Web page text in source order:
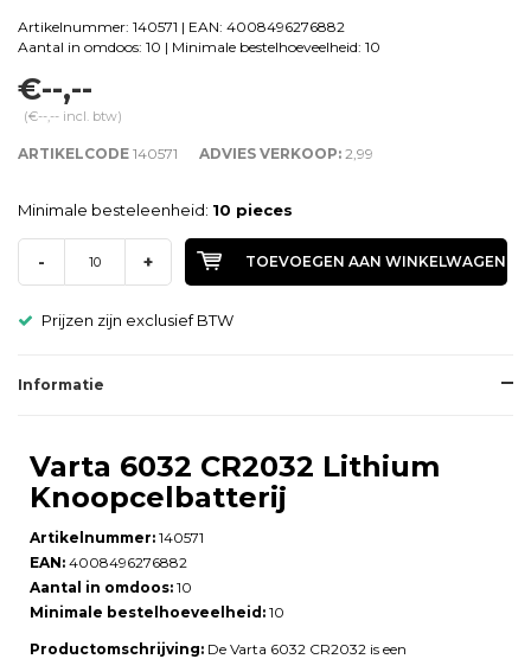
Artikelnummer: 140571 | EAN: 4008496276882
Aantal in omdoos: 10 | Minimale bestelhoeveelheid: 10
€--,--
(€--,-- incl. btw)
ARTIKELCODE 140571 ADVIES VERKOOP: 2,99
Minimale besteleenheid: 10 pieces
- + TOEVOEGEN AAN WINKELWAGEN
Prijzen zijn exclusief BTW
Informatie
Varta 6032 CR2032 Lithium
Knoopcelbatterij
Artikelnummer: 140571
EAN: 4008496276882
Aantal in omdoos: 10
Minimale bestelhoeveelheid: 10
Productomschrijving: De Varta 6032 CR2032 is een